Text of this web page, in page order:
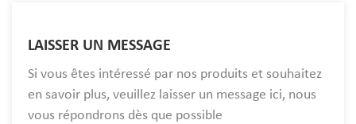
LAISSER UN MESSAGE
Si vous êtes intéressé par nos produits et souhaitez
en savoir plus, veuillez laisser un message ici, nous
vous répondrons dès que possible